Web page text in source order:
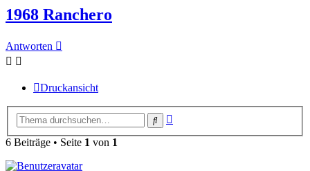
letzten
Beitrag
1968 Ranchero
Antworten
Druckansicht
Suche
6 Beiträge • Seite 1 von 1